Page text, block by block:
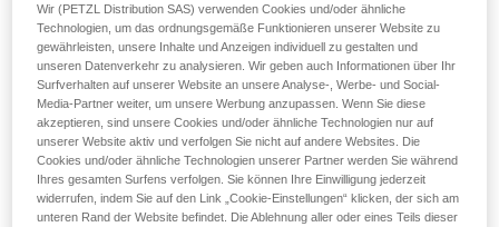
an den Enden der SCORPIO VERTIGO-Verbindungsmittel für
Klettersteige konzipiert. Die hervorragende Handhabung und
das automatische Verriegelungssystem erleichtern das
Ein-/Aushängen beim Passieren von Zwischensicherungen.
Die weite Schnapperöffnung und das Keylock-System
erleichtern das Einhängen an Drahtseilen. Das WIRE-LOCK-
Verriegelungssystem verlängert im Vergleich zu
herkömmlichen Systemen bei intensivem Gebrauch die
Lebensdauer des Karabiners.
Wir (PETZL Distribution SAS) verwenden Cookies und/oder ähnliche
Technologien, um das ordnungsgemäße Funktionieren unserer Website zu
gewährleisten, unsere Inhalte und Anzeigen individuell zu gestalten und
unseren Datenverkehr zu analysieren. Wir geben auch Informationen über Ihr
Surfverhalten auf unserer Website an unsere Analyse-, Werbe- und Social-
Media-Partner weiter, um unsere Werbung anzupassen. Wenn Sie diese
akzeptieren, sind unsere Cookies und/oder ähnliche Technologien nur auf
unserer Website aktiv und verfolgen Sie nicht auf andere Websites. Die
Cookies und/oder ähnliche Technologien unserer Partner werden Sie während
Ihres gesamten Surfens verfolgen. Sie können Ihre Einwilligung jederzeit
widerrufen, indem Sie auf den Link „Cookie-Einstellungen“ klicken, der sich am
unteren Rand der Website befindet. Die Ablehnung aller oder eines Teils dieser